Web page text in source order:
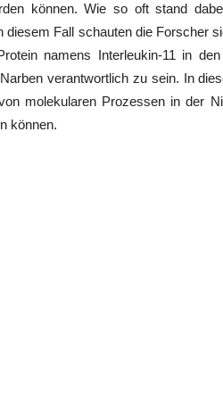
können. Wie so oft stand
Fall schauten die Forscher
namens Interleukin-11 in
verantwortlich zu sein. In
molekularen Prozessen in der
können.